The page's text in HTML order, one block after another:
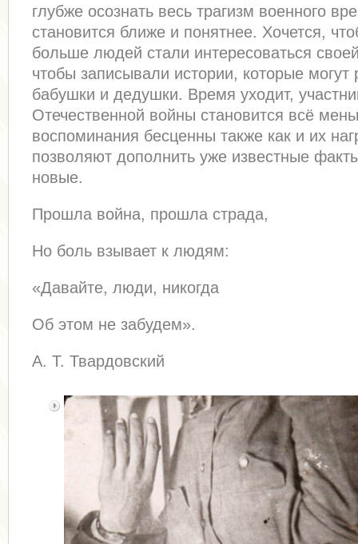
глубже осознать весь трагизм военного
становится ближе и понятнее. Хочется,
больше людей стали интересоваться
чтобы записывали истории, которые могут
бабушки и дедушки. Время уходит,
Отечественной войны становится всё
воспоминания бесценны также как и их
позволяют дополнить уже известные
новые.
Прошла война, прошла страда,
Но боль взывает к людям:
«Давайте, люди, никогда
Об этом не забудем».
А. Т. Твардовский